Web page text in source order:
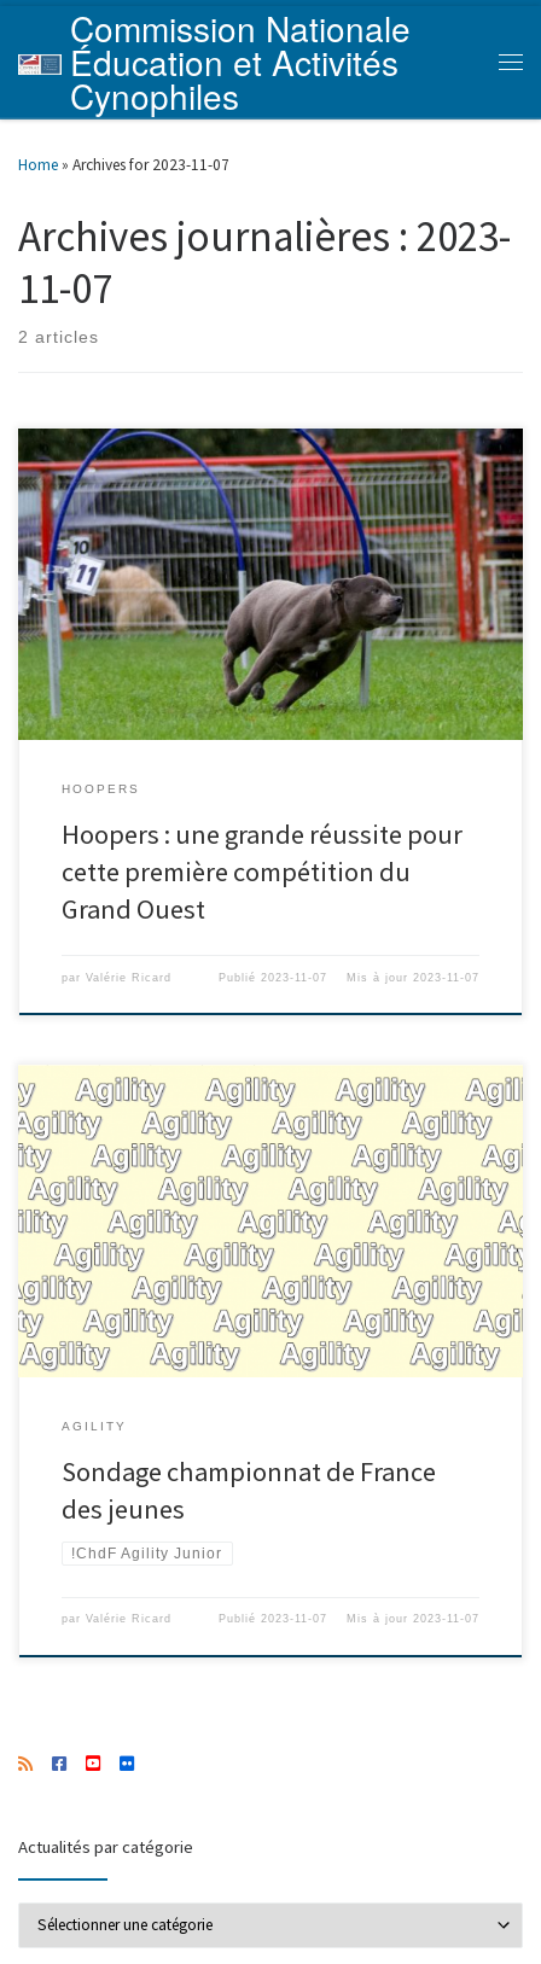
Skip to content
Commission Nationale
Éducation et Activités
Cynophiles
Home » Archives for 2023-11-07
Archives journalières : 2023-
11-07
2 articles
HOOPERS
Hoopers : une grande réussite pour
cette première compétition du
Grand Ouest
par Valérie Ricard Publié2023-11-07 Mis à jour2023-11-07
AGILITY
Sondage championnat de France
des jeunes
!ChdF Agility Junior
par Valérie Ricard Publié2023-11-07 Mis à jour2023-11-07
Actualités par catégorie